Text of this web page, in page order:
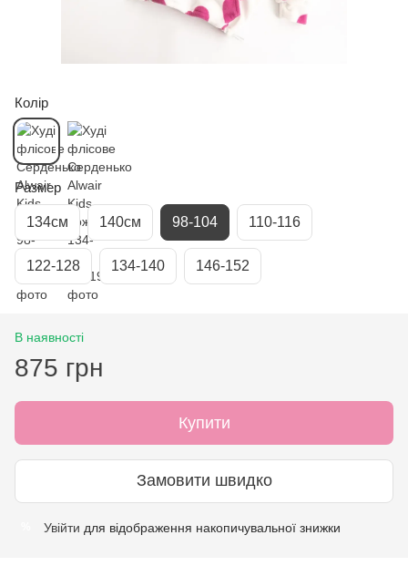
Колір
Размер
134см 140см 98-104 110-116
122-128 134-140 146-152
В наявності
875 грн
Купити
Замовити швидко
Увійти для відображення накопичувальної знижки